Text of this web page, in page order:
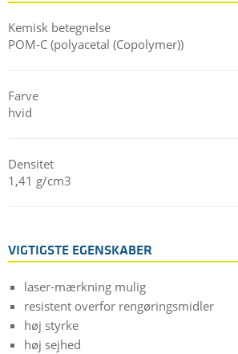
Kemisk betegnelse
POM-C (polyacetal (Copolymer))
Farve
hvid
Densitet
1,41 g/cm3
VIGTIGSTE EGENSKABER
laser-mærkning mulig
resistent overfor rengøringsmidler
høj styrke
høj sejhed